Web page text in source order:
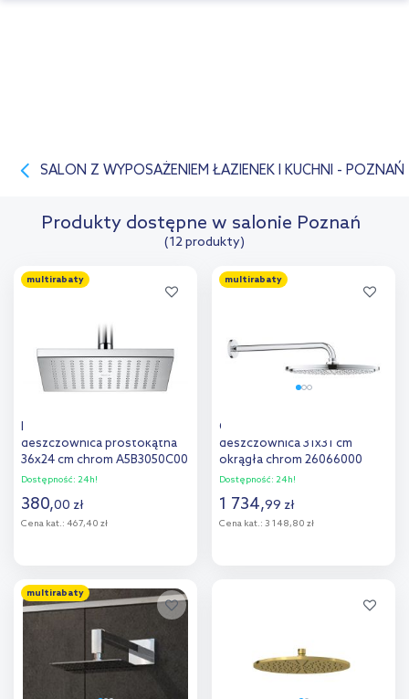
SALON Z WYPOSAŻENIEM ŁAZIENEK I KUCHNI - POZNAŃ
Produkty dostępne w salonie Poznań
(12 produkty)
multirabaty
Roca Rainsense
deszczownica prostokątna
36x24 cm chrom A5B3050C00
Dostępność: 24h!
380,00 zł
Cena kat.: 467,40 zł
multirabaty
Grohe Rainshower
deszczownica 31x31 cm
okrągła chrom 26066000
Dostępność: 24h!
1 734,99 zł
Cena kat.: 3 148,80 zł
multirabaty